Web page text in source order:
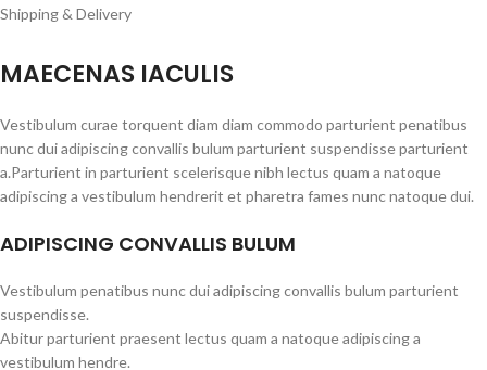
Shipping & Delivery
MAECENAS IACULIS
Vestibulum curae torquent diam diam commodo parturient penatibus
nunc dui adipiscing convallis bulum parturient suspendisse parturient
a.Parturient in parturient scelerisque nibh lectus quam a natoque
adipiscing a vestibulum hendrerit et pharetra fames nunc natoque dui.
ADIPISCING CONVALLIS BULUM
Vestibulum penatibus nunc dui adipiscing convallis bulum parturient
suspendisse.
Abitur parturient praesent lectus quam a natoque adipiscing a
vestibulum hendre.